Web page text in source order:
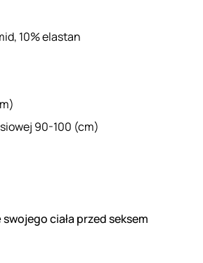
10% elastan
90-100 (cm)
ciała przed seksem